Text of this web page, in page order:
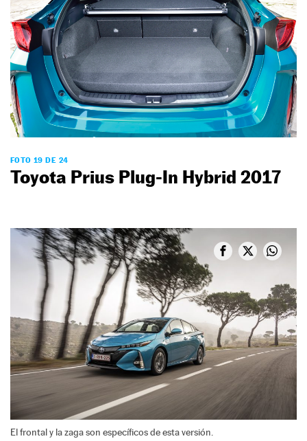
FOTO 19 DE 24
Toyota Prius Plug-In Hybrid 2017
El frontal y la zaga son específicos de esta versión.